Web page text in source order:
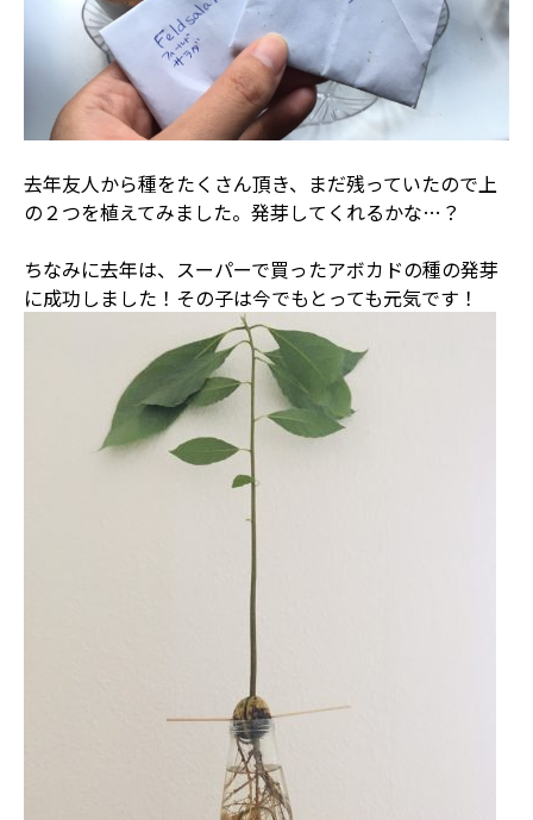
去年友人から種をたくさん頂き、まだ残っていたので上
の２つを植えてみました。発芽してくれるかな…？
ちなみに去年は、スーパーで買ったアボカドの種の発芽
に成功しました！その子は今でもとっても元気です！